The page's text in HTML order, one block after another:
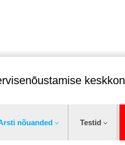
nõuanded Testid